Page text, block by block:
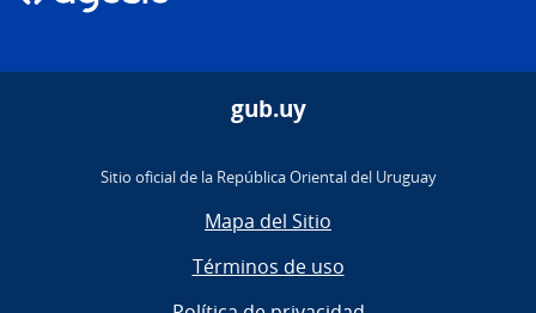
gub.uy
Sitio oficial de la República Oriental del Uruguay
Mapa del Sitio
Términos de uso